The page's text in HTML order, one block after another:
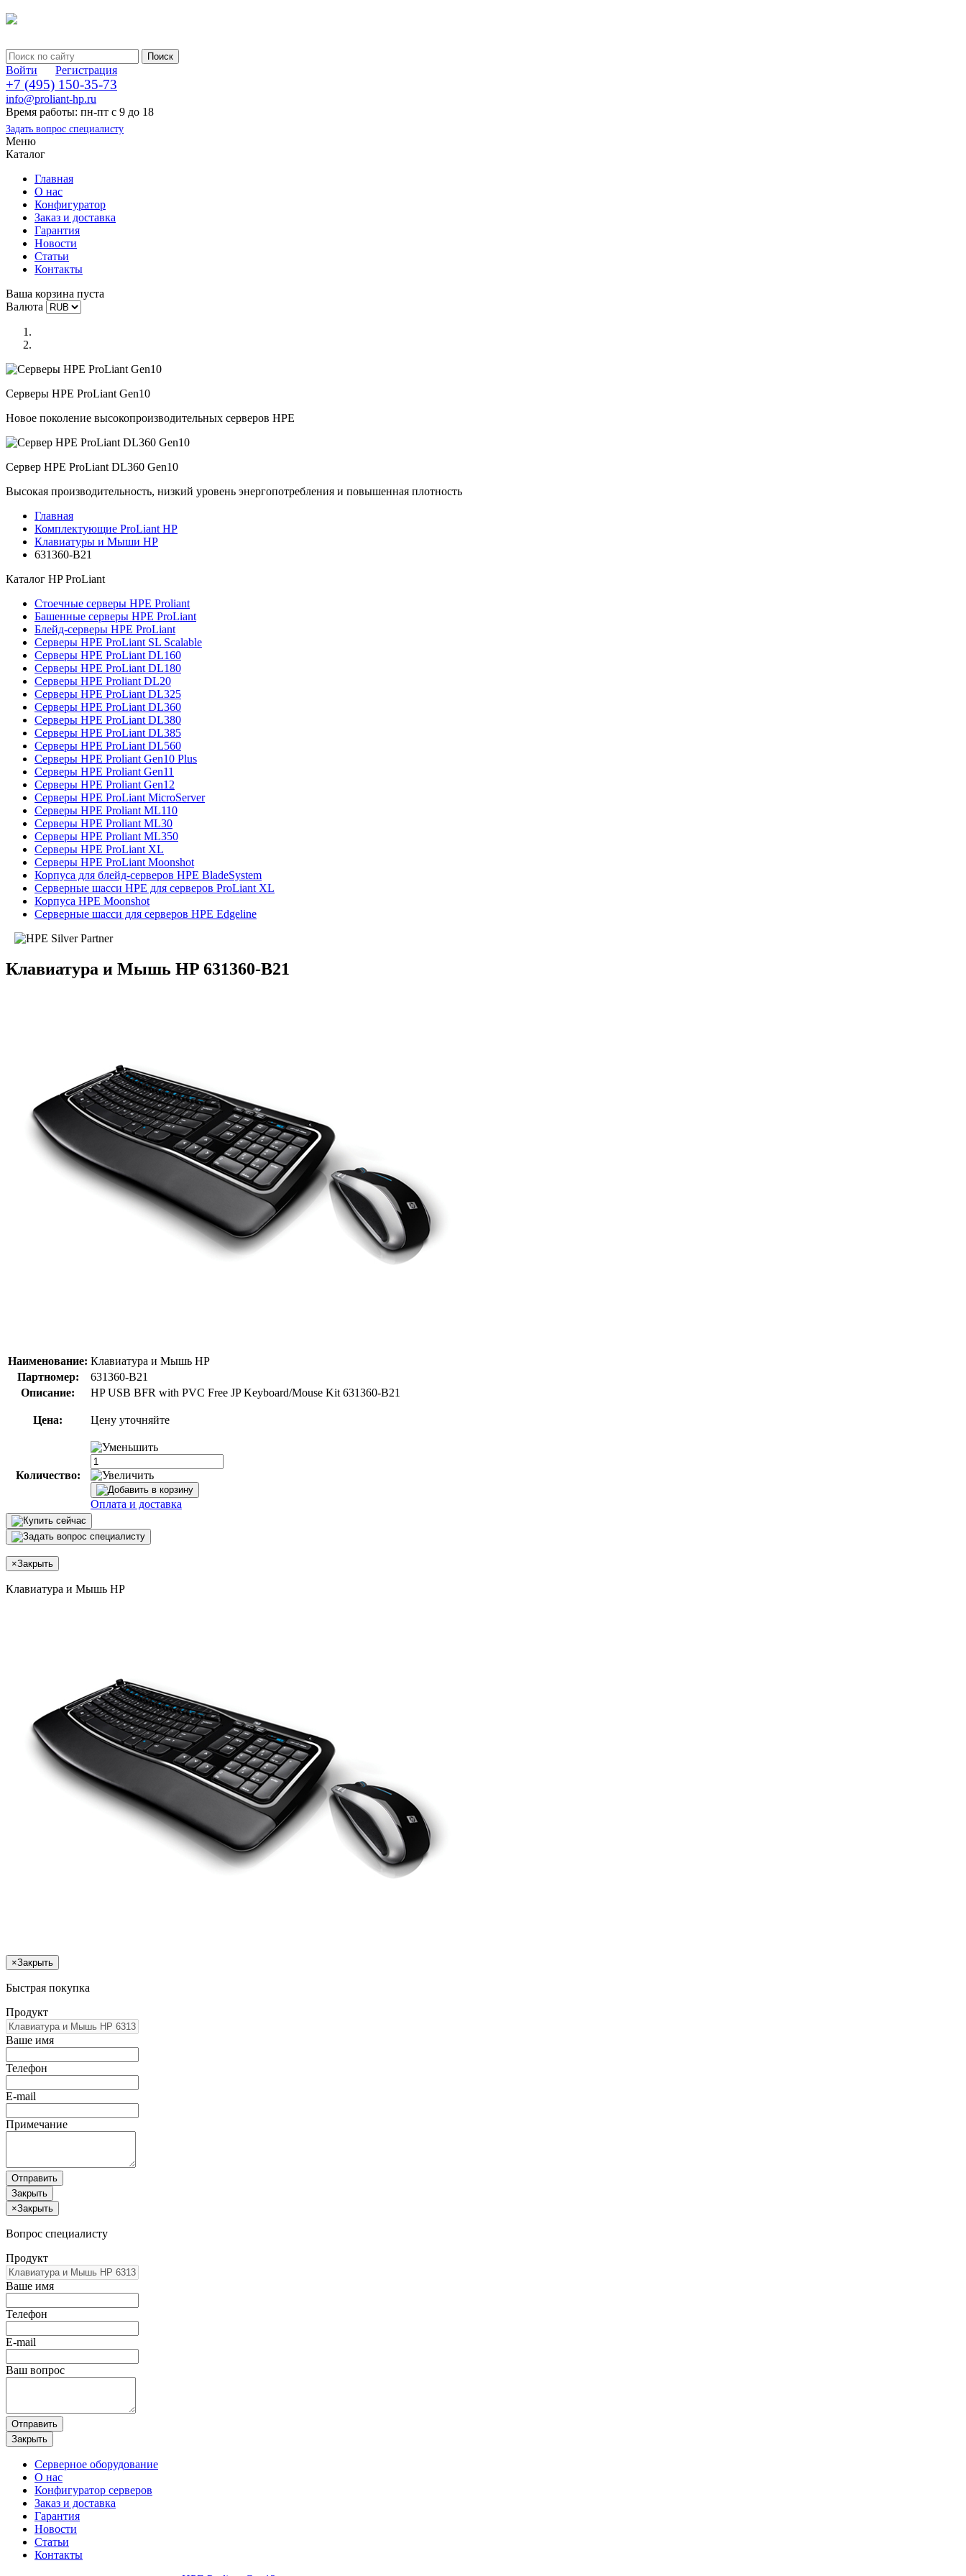
Войти Регистрация
+7 (495) 150-35-73
info@proliant-hp.ru
Время работы: пн-пт с 9 до 18
Задать вопрос специалисту
Меню
Каталог
Главная
О нас
Конфигуратор
Заказ и доставка
Гарантия
Новости
Статьи
Контакты
Ваша корзина пуста
Валюта
Серверы HPE ProLiant Gen10
Новое поколение высокопроизводительных серверов HPE
Сервер HPE ProLiant DL360 Gen10
Высокая производительность, низкий уровень энергопотребления и повышенная плотность
Главная
Комплектующие ProLiant HP
Клавиатуры и Мыши HP
631360-B21
Каталог HP ProLiant
Стоечные серверы HPE Proliant
Башенные серверы HPE ProLiant
Блейд-серверы HPE ProLiant
Серверы HPE ProLiant SL Scalable
Серверы HPE ProLiant DL160
Серверы HPE ProLiant DL180
Серверы HPE Proliant DL20
Серверы HPE ProLiant DL325
Серверы HPE ProLiant DL360
Серверы HPE ProLiant DL380
Серверы HPE ProLiant DL385
Серверы HPE ProLiant DL560
Серверы HPE Proliant Gen10 Plus
Серверы HPE Proliant Gen11
Серверы HPE Proliant Gen12
Серверы HPE ProLiant MicroServer
Серверы HPE Proliant ML110
Серверы HPE Proliant ML30
Серверы HPE Proliant ML350
Серверы HPE ProLiant XL
Серверы HPE ProLiant Moonshot
Корпуса для блейд-серверов HPE BladeSystem
Серверные шасси HPE для серверов ProLiant XL
Корпуса HPE Moonshot
Серверные шасси для серверов HPE Edgeline
Клавиатура и Мышь HP 631360-B21
Наименование: Клавиатура и Мышь HP
Партномер:
631360-B21
Описание:
HP USB BFR with PVC Free JP Keyboard/Mouse Kit 631360-B21
Цена: Цену уточняйте
Количество:
Оплата и доставка
×Закрыть
Клавиатура и Мышь HP
×Закрыть
Быстрая покупка
Продукт
Ваше имя
Телефон
E-mail
Примечание
Отправить
Закрыть
×Закрыть
Вопрос специалисту
Продукт
Ваше имя
Телефон
E-mail
Ваш вопрос
Отправить
Закрыть
Серверное оборудование
О нас
Конфигуратор серверов
Заказ и доставка
Гарантия
Новости
Статьи
Контакты